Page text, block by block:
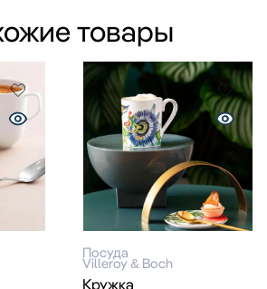
товары
Посуда
Villeroy & Boch
Кружка